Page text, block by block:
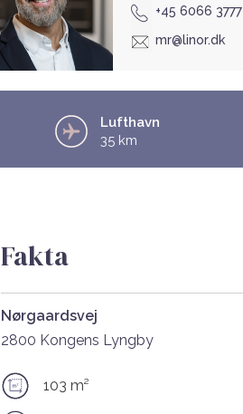
+45 6066 3777
mr@linor.dk
Lufthavn
35 km
Fakta
Nørgaardsvej
2800 Kongens Lyngby
103 m²